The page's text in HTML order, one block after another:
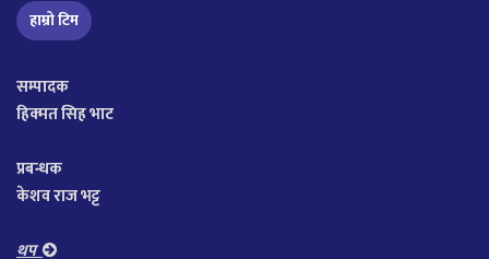
हाम्रो टिम
सम्पादक
हिक्मत सिह भाट
प्रबन्धक
केशव राज भट्ट
थप